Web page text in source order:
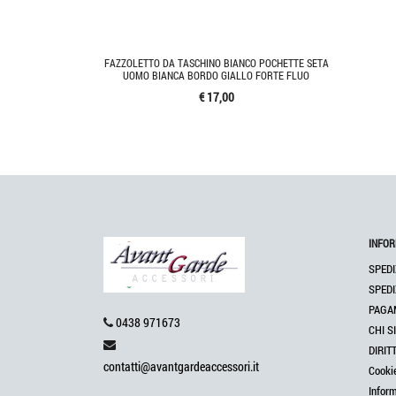
FAZZOLETTO DA TASCHINO BIANCO POCHETTE SETA
UOMO BIANCA BORDO GIALLO FORTE FLUO
€ 17,00
0438 971673
contatti@avantgardeaccessori.it
CHI